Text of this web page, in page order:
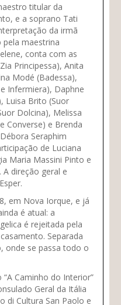
titular da
e a soprano Tati
da irmã
pela maestrina
conta com as
Principessa), Anita
Modé (Badessa),
Infermiera), Daphne
Luisa Brito (Suor
Dolcina), Melissa
Converse) e Brenda
Seraphim
de Luciana
Maria Massini Pinto e
A direção geral e
em Nova Iorque, e já
é atual: a
é rejeitada pela
Separada
onde se passa todo o
Caminho do Interior”
Geral da Itália
di Cultura San Paolo e